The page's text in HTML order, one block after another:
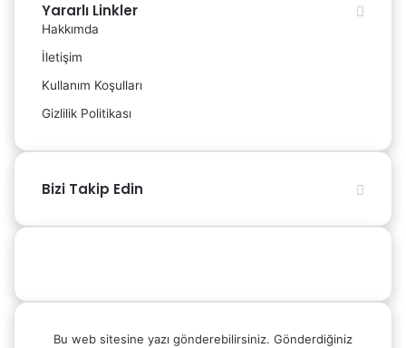
Yararlı Linkler
Hakkımda
İletişim
Kullanım Koşulları
Gizlilik Politikası
Bizi Takip Edin
Bu web sitesine yazı gönderebilirsiniz. Gönderdiğiniz